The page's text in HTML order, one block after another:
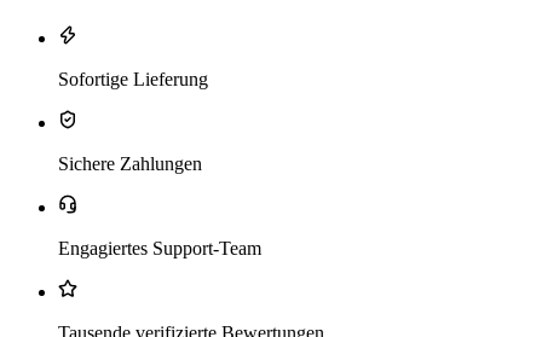
Sofortige Lieferung
Sichere Zahlungen
Engagiertes Support-Team
Tausende verifizierte Bewertungen